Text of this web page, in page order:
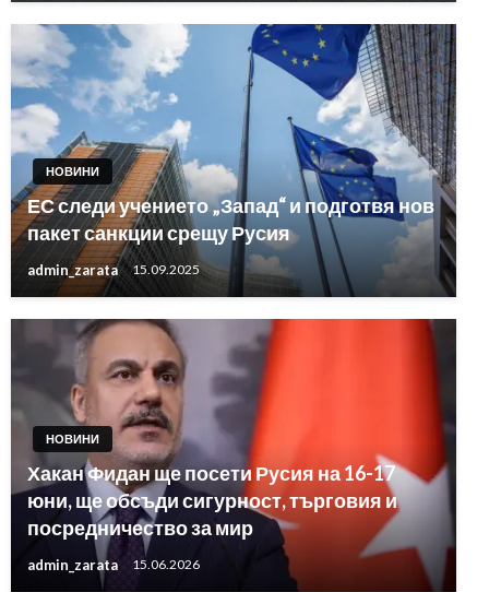
НОВИНИ
ЕС следи учението „Запад“ и подготвя нов
пакет санкции срещу Русия
admin_zarata 15.09.2025
НОВИНИ
Хакан Фидан ще посети Русия на 16-17
юни, ще обсъди сигурност, търговия и
посредничество за мир
admin_zarata 15.06.2026